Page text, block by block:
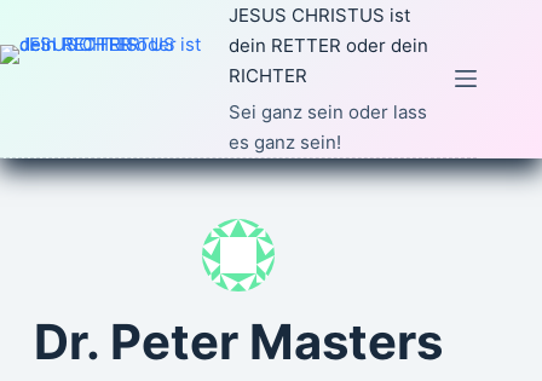
Inhalt
JESUS CHRISTUS ist
dein RETTER oder dein
RICHTER
Sei ganz sein oder lass
es ganz sein!
Dr. Peter Masters